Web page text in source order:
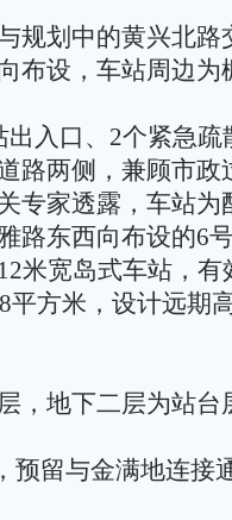
划中的黄兴北路
布设，车站周边为
入口、2个紧急疏
路两侧，兼顾市政
专家透露，车站为
路东西向布设的6
米宽岛式车站，有
平方米，设计远期
地下二层为站台
留与金满地连接